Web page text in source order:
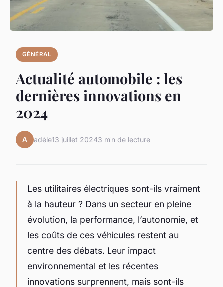
GÉNÉRAL
Actualité automobile : les
dernières innovations en
2024
A adèle13 juillet 20243 min de lecture
Les utilitaires électriques sont-ils vraiment
à la hauteur ? Dans un secteur en pleine
évolution, la performance, l’autonomie, et
les coûts de ces véhicules restent au
centre des débats. Leur impact
environnemental et les récentes
innovations surprennent, mais sont-ils